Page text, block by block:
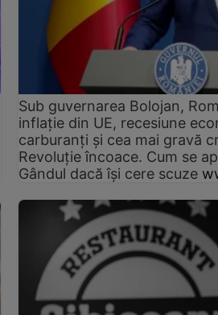
Sub guvernarea Bolojan,
inflație din UE, recesiune
carburanți și cea mai gravă
Revoluție încoace. Cum se
Gândul dacă își cere scuze